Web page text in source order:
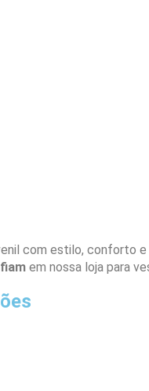
com estilo, conforto
em nossa loja para